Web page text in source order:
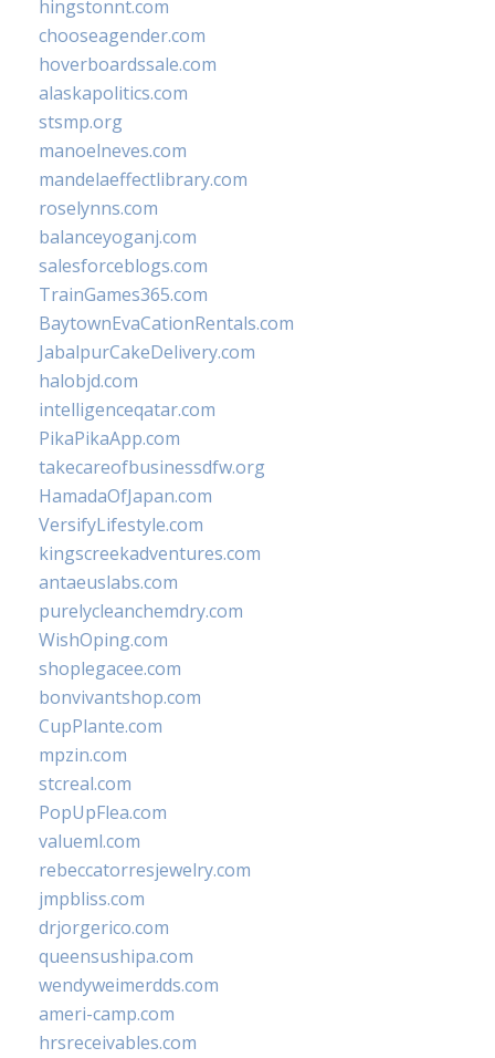
hingstonnt.com
chooseagender.com
hoverboardssale.com
alaskapolitics.com
stsmp.org
manoelneves.com
mandelaeffectlibrary.com
roselynns.com
balanceyoganj.com
salesforceblogs.com
TrainGames365.com
BaytownEvaCationRentals.com
JabalpurCakeDelivery.com
halobjd.com
intelligenceqatar.com
PikaPikaApp.com
takecareofbusinessdfw.org
HamadaOfJapan.com
VersifyLifestyle.com
kingscreekadventures.com
antaeuslabs.com
purelycleanchemdry.com
WishOping.com
shoplegacee.com
bonvivantshop.com
CupPlante.com
mpzin.com
stcreal.com
PopUpFlea.com
valueml.com
rebeccatorresjewelry.com
jmpbliss.com
drjorgerico.com
queensushipa.com
wendyweimerdds.com
ameri-camp.com
hrsreceivables.com